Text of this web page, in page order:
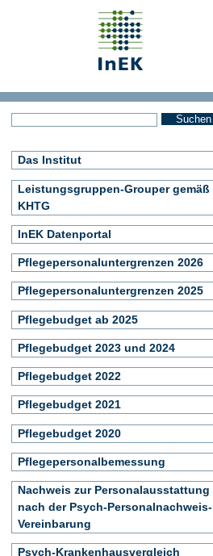
Das Institut
Leistungsgruppen-Grouper gemäß
KHTG
InEK Datenportal
Pflegepersonaluntergrenzen 2026
Pflegepersonaluntergrenzen 2025
Pflegebudget ab 2025
Pflegebudget 2023 und 2024
Pflegebudget 2022
Pflegebudget 2021
Pflegebudget 2020
Pflegepersonalbemessung
Nachweis zur Personalausstattung
nach der Psych-Personalnachweis-
Vereinbarung
Psych-Krankenhausvergleich